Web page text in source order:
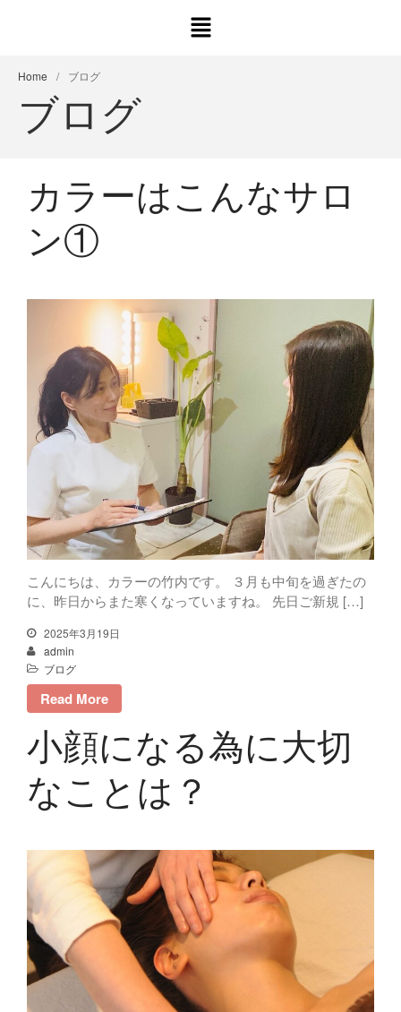
Home / ブログ
ブログ
カラーはこんなサロ
ン①
こんにちは、カラーの竹内です。 ３月も中旬を過ぎたの
に、昨日からまた寒くなっていますね。 先日ご新規 […]
2025年3月19日
admin
ブログ
Read More
小顔になる為に大切
なことは？